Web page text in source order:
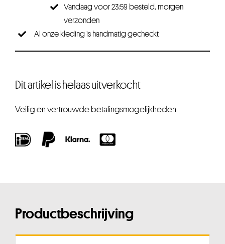
Vandaag voor 23:59 besteld, morgen
verzonden
Al onze kleding is handmatig gecheckt
Dit artikel is helaas uitverkocht
Veilig en vertrouwde betalingsmogelijkheden
Productbeschrijving